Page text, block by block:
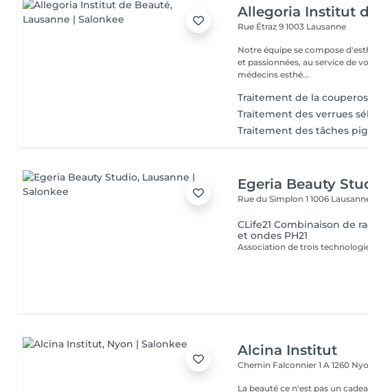
Allegoria Institut
Rue Étraz 91003 Lausanne
Notre équipe se compose
et passionnées, au service de votre beauté. En
médecins esthé...
Traitement de la
Traitement des verrues
Traitement des tâches
Egeria Beauty
Rue du Simplon 11006
CLife21 Combinaison de
et ondes PH21
Alcina Institut
Chemin Falconnier 1 A1260
La beauté ce n'est pas un